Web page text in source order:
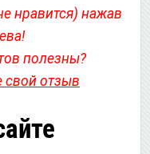
нравится) нажав
полезны?
свой отзыв